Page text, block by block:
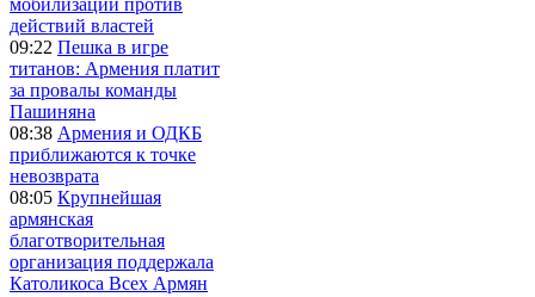
действий властей
09:22 Пешка в игре
титанов: Армения платит
за провалы команды
Пашиняна
08:38 Армения и ОДКБ
приближаются к точке
невозврата
08:05 Крупнейшая
армянская
благотворительная
организация поддержала
Католикоса Всех Армян